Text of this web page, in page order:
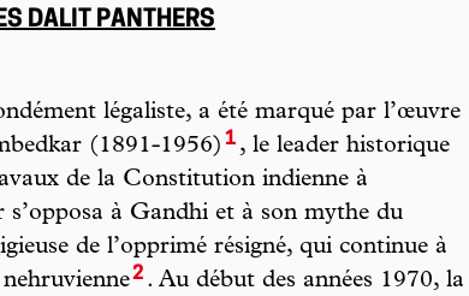
DALIT PANTHERS
légaliste, a été marqué par l’œuvre
(1891-1956) 1 , le leader historique
de la Constitution indienne à
s’opposa à Gandhi et à son mythe du
de l’opprimé résigné, qui continue à
2 . Au début des années 1970, la